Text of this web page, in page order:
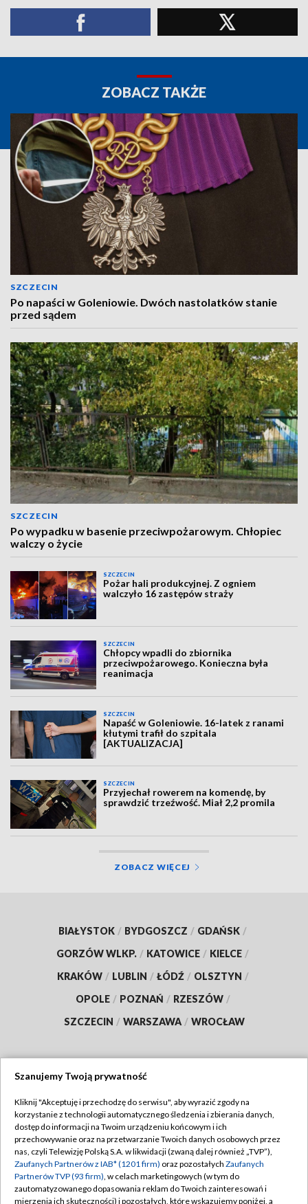
ZOBACZ TAKŻE
SZCZECIN
Po napaści w Goleniowie. Dwóch nastolatków stanie
przed sądem
SZCZECIN
Po wypadku w basenie przeciwpożarowym. Chłopiec
walczy o życie
SZCZECIN
Pożar hali produkcyjnej. Z ogniem
walczyło 16 zastępów straży
SZCZECIN
Chłopcy wpadli do zbiornika
przeciwpożarowego. Konieczna była
reanimacja
SZCZECIN
Napaść w Goleniowie. 16-latek z ranami
kłutymi trafił do szpitala
[AKTUALIZACJA]
SZCZECIN
Przyjechał rowerem na komendę, by
sprawdzić trzeźwość. Miał 2,2 promila
ZOBACZ WIĘCEJ
BIAŁYSTOK / BYDGOSZCZ / GDAŃSK /
GORZÓW WLKP. / KATOWICE / KIELCE /
KRAKÓW / LUBLIN / ŁÓDŹ / OLSZTYN /
OPOLE / POZNAŃ / RZESZÓW /
SZCZECIN / WARSZAWA / WROCŁAW
TVP
Abonament TVP
Emisja w TVP
Centrum informacji TVP
Regulamin TVP
Polityka prywatności
Moje zgody
Szanujemy Twoją prywatność
Kliknij "Akceptuję i przechodzę do serwisu", aby wyrazić zgody na
korzystanie z technologii automatycznego śledzenia i zbierania danych,
dostęp do informacji na Twoim urządzeniu końcowym i ich
przechowywanie oraz na przetwarzanie Twoich danych osobowych przez
nas, czyli Telewizję Polską S.A. w likwidacji (zwaną dalej również „TVP”),
Zaufanych Partnerów z IAB* (1201 firm) oraz pozostałych Zaufanych
Partnerów TVP (93 firm), w celach marketingowych (w tym do
zautomatyzowanego dopasowania reklam do Twoich zainteresowań i
mierzenia ich skuteczności) i pozostałych, które wskazujemy poniżej, a